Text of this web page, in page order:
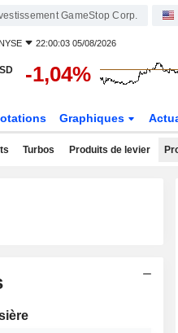
GameStop Corp.
NYSE 22:00:03 05/08/2026
-1,04%
Graphiques
Turbos Produits de levier